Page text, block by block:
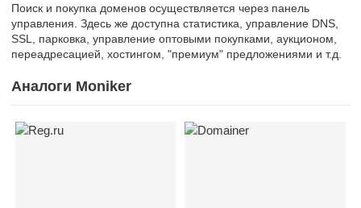
Поиск и покупка доменов осуществляется через панель
управления. Здесь же доступна статистика, управление DNS,
SSL, парковка, управление оптовыми покупками, аукционом,
переадресацией, хостингом, "премиум" предложениями и т.д.
Аналоги Moniker